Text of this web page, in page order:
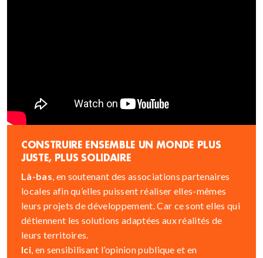
CONSTRUIRE ENSEMBLE UN MONDE PLUS
JUSTE, PLUS SOLIDAIRE
Là-bas, en soutenant des associations partenaires
locales afin qu’elles puissent réaliser elles-mêmes
leurs projets de développement. Car ce sont elles qui
détiennent les solutions adaptées aux réalités de
leurs territoires.
Ici, en sensibilisant l’opinion publique et en